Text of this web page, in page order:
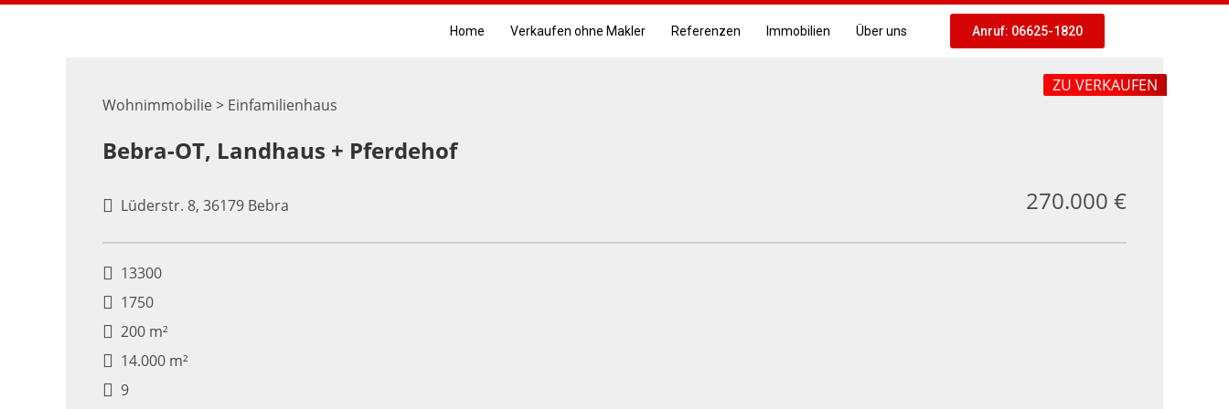
Home Verkaufen ohne Makler Referenzen Immobilien Über uns Anruf: 06625-1820
Wohnimmobilie > Einfamilienhaus
ZU VERKAUFEN
Bebra-OT, Landhaus + Pferdehof
Lüderstr. 8, 36179 Bebra 270.000 €
13300
1750
200 m²
14.000 m²
9